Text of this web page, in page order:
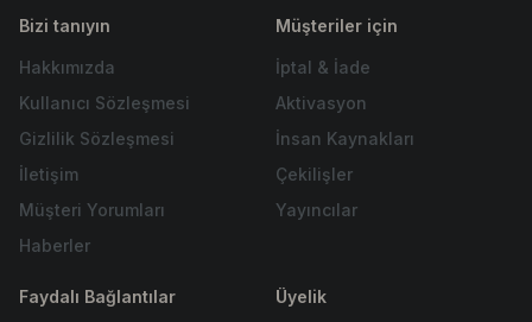
Bizi tanıyın
Hakkımızda
Kullanıcı Sözleşmesi
Gizlilik Sözleşmesi
İletişim
Müşteri Yorumları
Haberler
Müşteriler için
İptal & İade
Aktivasyon
İnsan Kaynakları
Çekilişler
Yayıncılar
Faydalı Bağlantılar Üyelik